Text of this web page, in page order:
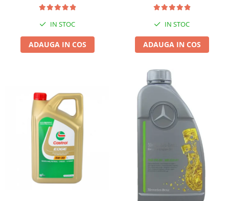
IN STOC
ADAUGA IN COS
IN STOC
ADAUGA IN COS